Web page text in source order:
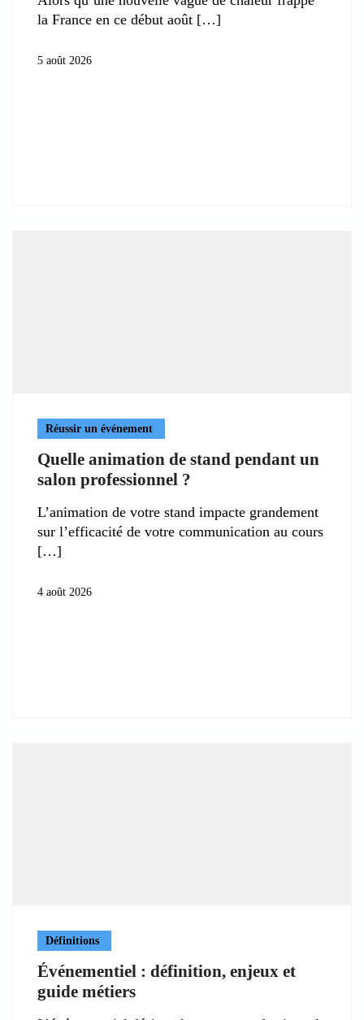
la France en ce début août
5 août 2026
Réussir un événement
Quelle animation de stand pendant un
salon professionnel ?
L’animation de votre stand impacte grandement
sur l’efficacité de votre communication au cours
4 août 2026
Définitions
Événementiel : définition, enjeux et
guide métiers